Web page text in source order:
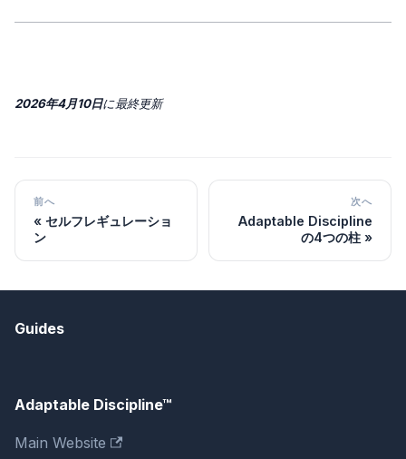
2026年4月10日に最終更新
前へ
セルフレギュレーショ
ン
次へ
Adaptable Discipline
の4つの柱
Guides
Adaptable Discipline™
Main Website